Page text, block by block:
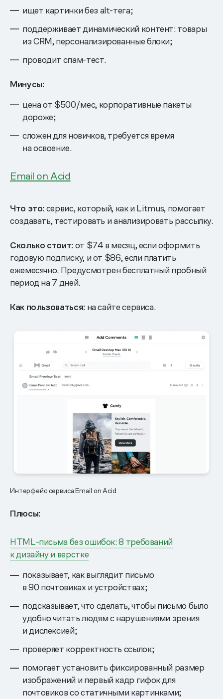
ищет картинки без alt-тега;
поддерживает динамический контент: товары
из CRM, персонализированные блоки;
проводит спам-тест.
Минусы:
цена от $500/мес, корпоративные пакеты
дороже;
сложен для новичков, требуется время
на освоение.
Email on Acid
Что это: сервис, который, как и Litmus, помогает
создавать, тестировать и анализировать рассылку.
Сколько стоит: от $74 в месяц, если оформить
годовую подписку, и от $86, если платить
ежемесячно. Предусмотрен бесплатный пробный
период на 7 дней.
Как пользоваться: на сайте сервиса.
Интерфейс сервиса Email on Acid
Плюсы:
HTML-письма без ошибок: 8 требований
к дизайну и верстке
показывает, как выглядит письмо
в 90 почтовиках и устройствах;
подсказывает, что сделать, чтобы письмо было
удобно читать людям с нарушениями зрения
и дислексией;
проверяет корректность ссылок;
помогает установить фиксированный размер
изображений и первый кадр гифок для
почтовиков со статичными картинками;